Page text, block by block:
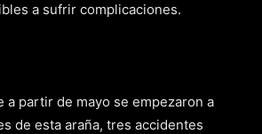
a sufrir complicaciones.
a partir de mayo se empezaron a
de esta araña, tres accidentes